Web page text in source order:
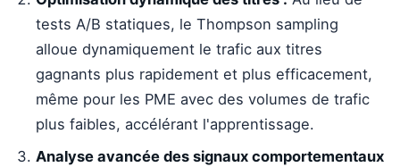
tests A/B statiques, le Thompson sampling
alloue dynamiquement le trafic aux titres
gagnants plus rapidement et plus efficacement,
même pour les PME avec des volumes de trafic
plus faibles, accélérant l'apprentissage.
Analyse avancée des signaux comportementaux